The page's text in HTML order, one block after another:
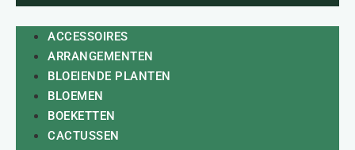
ACCESSOIRES
ARRANGEMENTEN
BLOEIENDE PLANTEN
BLOEMEN
BOEKETTEN
CACTUSSEN